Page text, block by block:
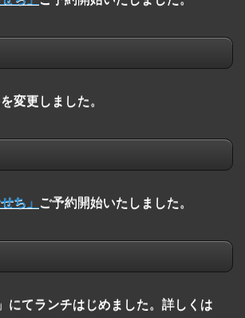
変更しました。
ち」 ご予約開始いたしました。
にてランチはじめました。詳しくは